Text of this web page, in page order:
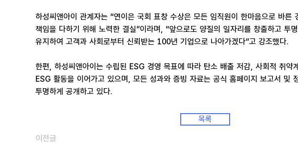
하성씨앤아이 관계자는 “연이은 국회 표창 수상은 모든 임직원이 한마음으로 바른
책임을 다하기 위해 노력한 결실”이라며, “앞으로도 양질의 일자리를 창출하고 투
유지하여 고객과 사회로부터 신뢰받는 100년 기업으로 나아가겠다”고 강조했다.
한편, 하성씨앤아이는 수립된 ESG 경영 목표에 따라 탄소 배출 저감, 사회적 취약
ESG 활동을 이어가고 있으며, 모든 성과와 증빙 자료는 공식 홈페이지 보고서 및
투명하게 공개하고 있다.
목록
이전글